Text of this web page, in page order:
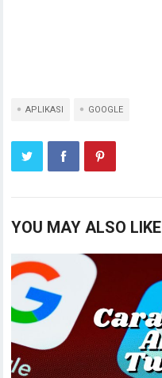
APLIKASI GOOGLE
YOU MAY ALSO LIKE